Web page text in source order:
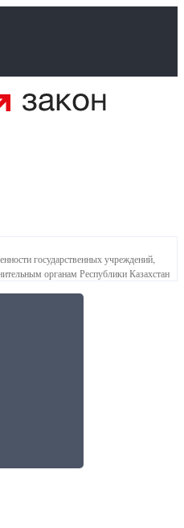
государственных учреждений,
органам Республики Казахстан